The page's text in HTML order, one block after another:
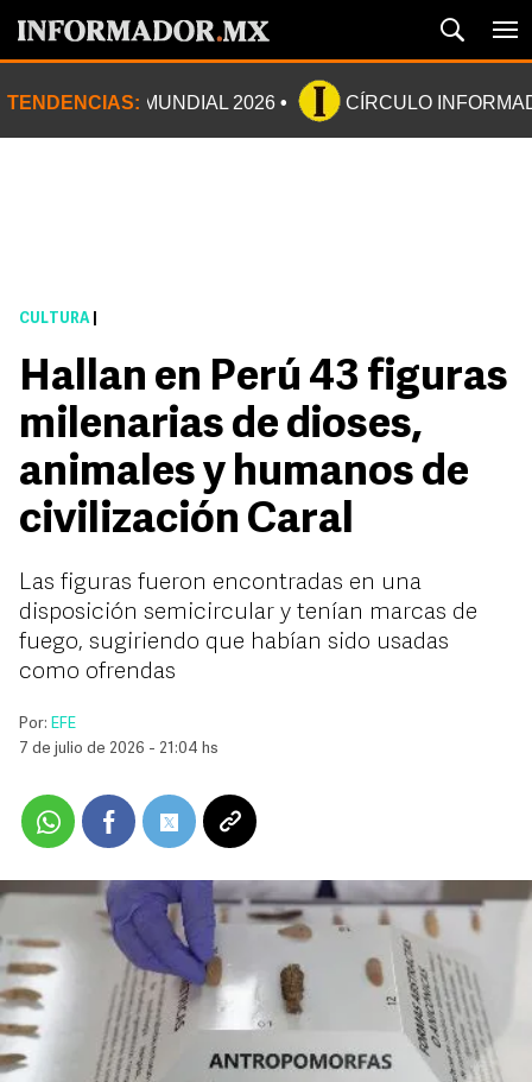
TENDENCIAS: MUNDIAL 2026 CÍRCULO
CULTURA
Hallan en Perú 43 figuras
milenarias de dioses,
animales y humanos de
civilización Caral
Las figuras fueron encontradas en una
disposición semicircular y tenían marcas de
fuego, sugiriendo que habían sido usadas
como ofrendas
Por: EFE
7 de julio de 2026 - 21:04 hs